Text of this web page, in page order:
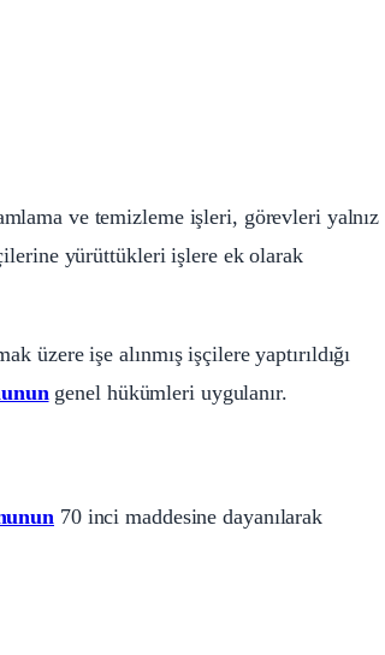
ve temizleme işleri, görevleri yalnız
yürüttükleri işlere ek olarak
üzere işe alınmış işçilere yaptırıldığı
genel hükümleri uygulanır.
70 inci maddesine dayanılarak